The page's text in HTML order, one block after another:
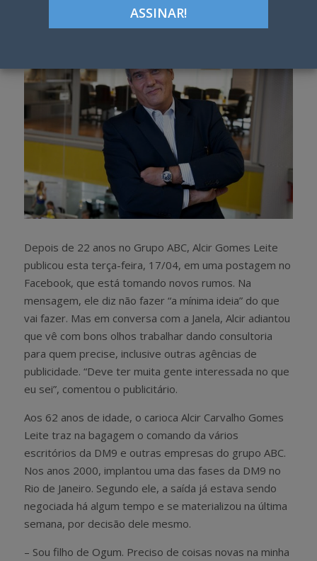
Depois de 22 anos no Grupo ABC, Alcir Gomes Leite
publicou esta terça-feira, 17/04, em uma postagem no
Facebook, que está tomando novos rumos. Na
mensagem, ele diz não fazer “a mínima ideia” do que
vai fazer. Mas em conversa com a Janela, Alcir adiantou
que vê com bons olhos trabalhar dando consultoria
para quem precise, inclusive outras agências de
publicidade. “Deve ter muita gente interessada no que
eu sei”, comentou o publicitário.
Aos 62 anos de idade, o carioca Alcir Carvalho Gomes
Leite traz na bagagem o comando da vários
escritórios da DM9 e outras empresas do grupo ABC.
Nos anos 2000, implantou uma das fases da DM9 no
Rio de Janeiro. Segundo ele, a saída já estava sendo
negociada há algum tempo e se materializou na última
semana, por decisão dele mesmo.
– Sou filho de Ogum. Preciso de coisas novas na minha